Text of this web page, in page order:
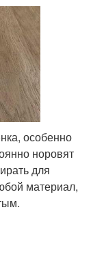
особенно
норовят
для
материал,